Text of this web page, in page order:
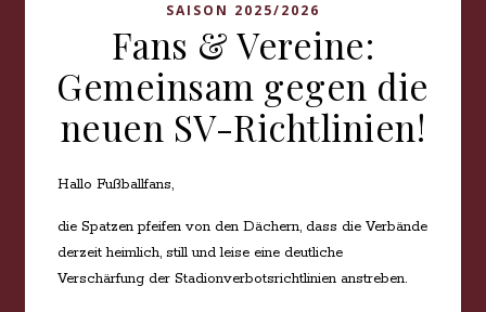
SAISON 2025/2026
Fans & Vereine:
Gemeinsam gegen die
neuen SV-Richtlinien!
Hallo Fußballfans,
die Spatzen pfeifen von den Dächern, dass die Verbände
derzeit heimlich, still und leise eine deutliche
Verschärfung der Stadionverbotsrichtlinien anstreben.